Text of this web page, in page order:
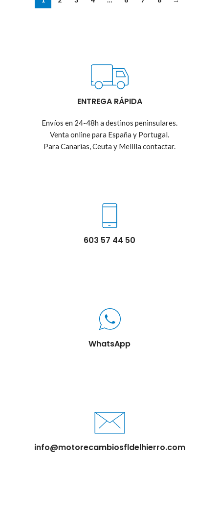
ENTREGA RÁPIDA
Envíos en 24-48h a destinos peninsulares.
Venta online para España y Portugal.
Para Canarias, Ceuta y Melilla contactar.
603 57 44 50
WhatsApp
info@motorecambiosfldelhierro.com